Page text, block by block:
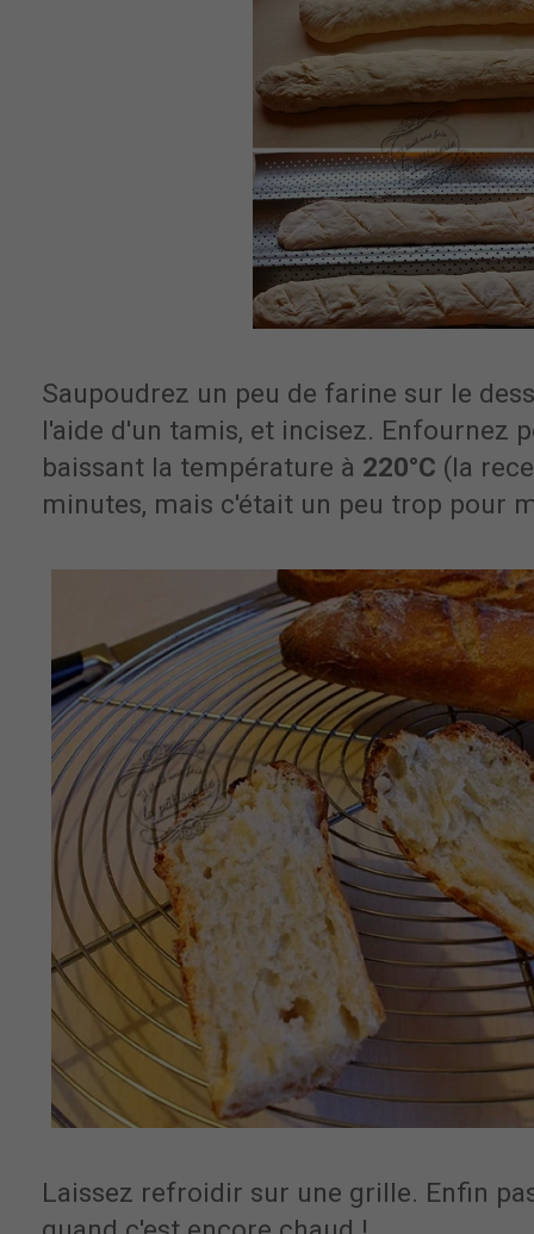
Saupoudrez un peu de farine sur le
l'aide d'un tamis, et incisez. Enfournez
baissant la température à 220°C (la
minutes, mais c'était un peu trop pour
Laissez refroidir sur une grille. Enfin